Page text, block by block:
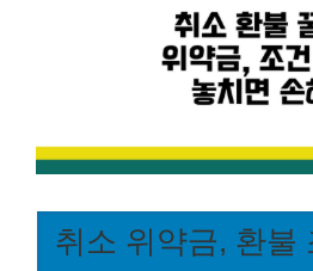
취소 위약금, 환불